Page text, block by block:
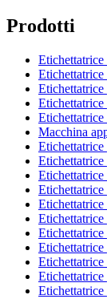
Prodotti
Etichettatrice
Etichettatrice
Macchina
Etichettatrice
Etichettatrice
Etichettatrice
Etichettatrice